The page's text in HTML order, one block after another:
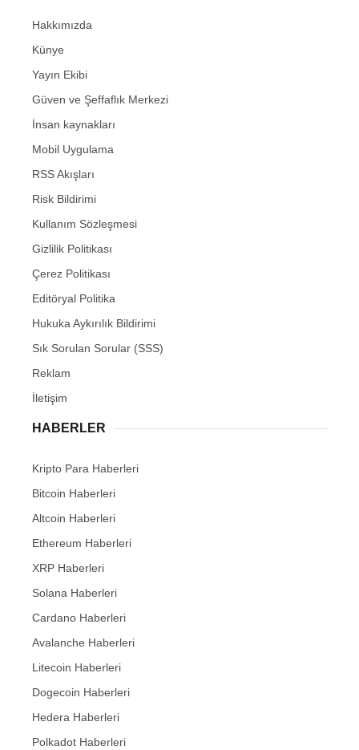
Hakkımızda
Künye
Yayın Ekibi
Güven ve Şeffaflık Merkezi
İnsan kaynakları
Mobil Uygulama
RSS Akışları
Risk Bildirimi
Kullanım Sözleşmesi
Gizlilik Politikası
Çerez Politikası
Editöryal Politika
Hukuka Aykırılık Bildirimi
Sık Sorulan Sorular (SSS)
Reklam
İletişim
HABERLER
Kripto Para Haberleri
Bitcoin Haberleri
Altcoin Haberleri
Ethereum Haberleri
XRP Haberleri
Solana Haberleri
Cardano Haberleri
Avalanche Haberleri
Litecoin Haberleri
Dogecoin Haberleri
Hedera Haberleri
Polkadot Haberleri